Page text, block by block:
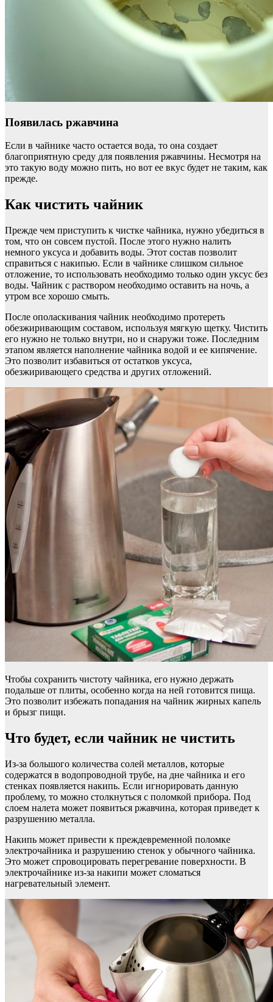
Появилась ржавчина
Если в чайнике часто остается вода, то она создает
благоприятную среду для появления ржавчины. Несмотря на
это такую воду можно пить, но вот ее вкус будет не таким, как
прежде.
Как чистить чайник
Прежде чем приступить к чистке чайника, нужно убедиться в
том, что он совсем пустой. После этого нужно налить
немного уксуса и добавить воды. Этот состав позволит
справиться с накипью. Если в чайнике слишком сильное
отложение, то использовать необходимо только один уксус без
воды. Чайник с раствором необходимо оставить на ночь, а
утром все хорошо смыть.
После ополаскивания чайник необходимо протереть
обезжиривающим составом, используя мягкую щетку. Чистить
его нужно не только внутри, но и снаружи тоже. Последним
этапом является наполнение чайника водой и ее кипячение.
Это позволит избавиться от остатков уксуса,
обезжиривающего средства и других отложений.
Чтобы сохранить чистоту чайника, его нужно держать
подальше от плиты, особенно когда на ней готовится пища.
Это позволит избежать попадания на чайник жирных капель
и брызг пищи.
Что будет, если чайник не чистить
Из-за большого количества солей металлов, которые
содержатся в водопроводной трубе, на дне чайника и его
стенках появляется накипь. Если игнорировать данную
проблему, то можно столкнуться с поломкой прибора. Под
слоем налета может появиться ржавчина, которая приведет к
разрушению металла.
Накипь может привести к преждевременной поломке
электрочайника и разрушению стенок у обычного чайника.
Это может спровоцировать перегревание поверхности. В
электрочайнике из-за накипи может сломаться
нагревательный элемент.